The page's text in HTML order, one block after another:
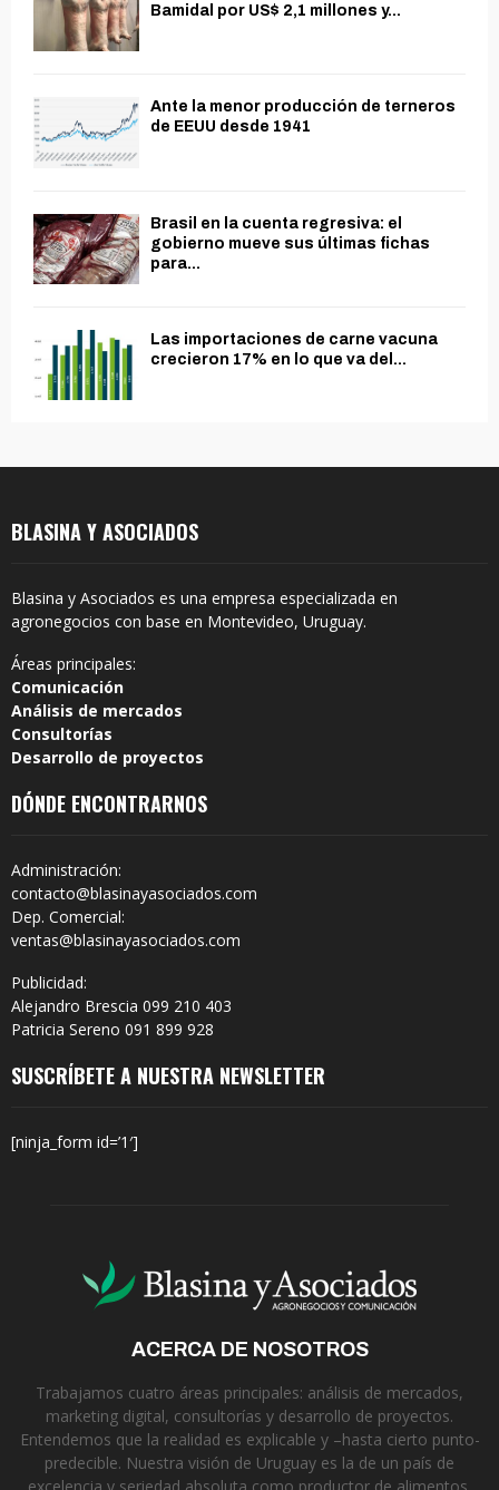
Bamidal por US$ 2,1 millones y...
Ante la menor producción de terneros
de EEUU desde 1941
Brasil en la cuenta regresiva: el
gobierno mueve sus últimas fichas
para...
Las importaciones de carne vacuna
crecieron 17% en lo que va del...
BLASINA Y ASOCIADOS
Blasina y Asociados es una empresa especializada en
agronegocios con base en Montevideo, Uruguay.
Áreas principales:
Comunicación
Análisis de mercados
Consultorías
Desarrollo de proyectos
DÓNDE ENCONTRARNOS
Administración:
contacto@blasinayasociados.com
Dep. Comercial:
ventas@blasinayasociados.com
Publicidad:
Alejandro Brescia 099 210 403
Patricia Sereno 091 899 928
SUSCRÍBETE A NUESTRA NEWSLETTER
[ninja_form id=’1′]
ACERCA DE NOSOTROS
Trabajamos cuatro áreas principales: análisis de mercados,
marketing digital, consultorías y desarrollo de proyectos.
Entendemos que la realidad es explicable y –hasta cierto punto-
predecible. Nuestra visión de Uruguay es la de un país de